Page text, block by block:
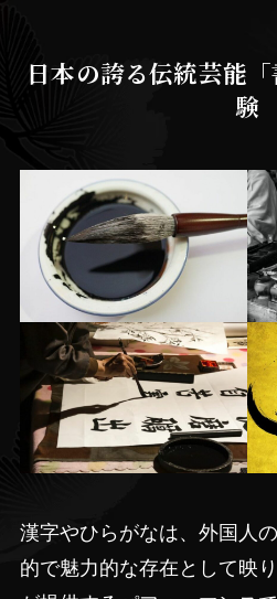
日本の誇る伝統芸能
験
漢字やひらがなは、外国人
的で魅力的な存在として映